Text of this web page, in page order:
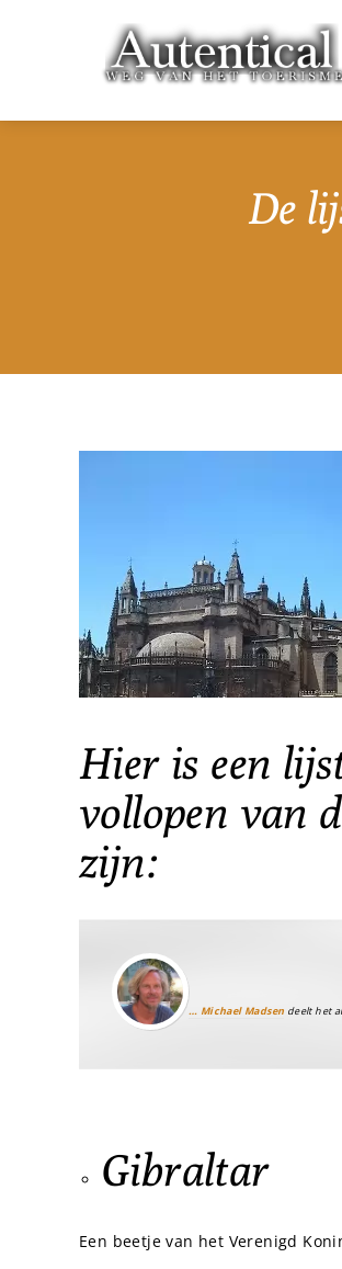
De
Hier is een
vollopen van
zijn:
… Michael Madsen deelt het
Gibraltar
Een beetje van het Verenigd